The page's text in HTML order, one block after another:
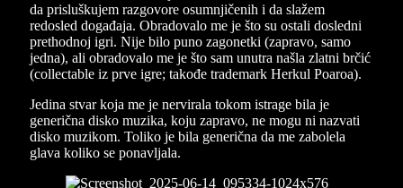
da prisluškujem razgovore osumnjičenih i da slažem
redosled događaja. Obradovalo me je što su ostali dosledni
prethodnoj igri. Nije bilo puno zagonetki (zapravo, samo
jedna), ali obradovalo me je što sam unutra našla zlatni brčić
(collectable iz prve igre; takođe trademark Herkul Poaroa).
Jedina stvar koja me je nervirala tokom istrage bila je
generična disko muzika, koju zapravo, ne mogu ni nazvati
disko muzikom. Toliko je bila generična da me zabolela
glava koliko se ponavljala.